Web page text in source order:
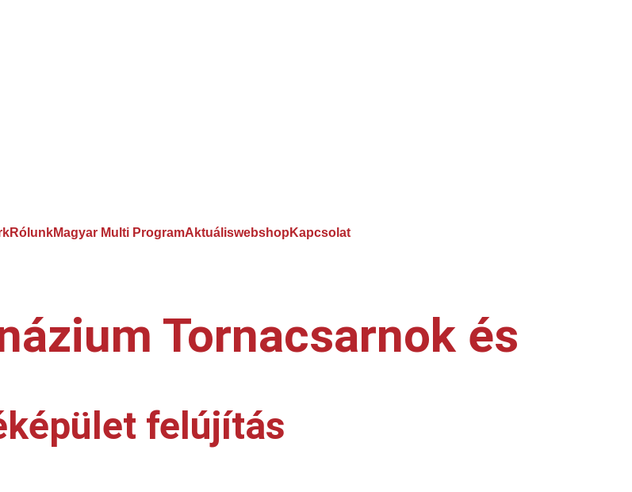
RólunkMagyar Multi ProgramAktuáliswebshop Kapcsolat
Tornacsarnok és
felújítás